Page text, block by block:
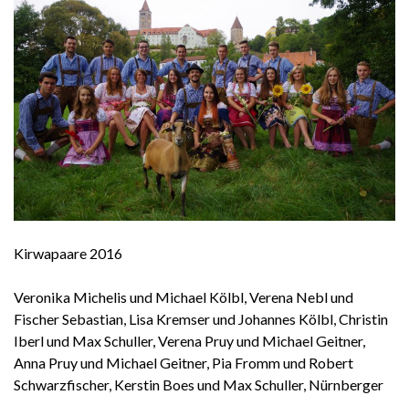
Kirwapaare 2016
Veronika Michelis und Michael Kölbl, Verena Nebl und
Fischer Sebastian, Lisa Kremser und Johannes Kölbl, Christin
Iberl und Max Schuller, Verena Pruy und Michael Geitner,
Anna Pruy und Michael Geitner, Pia Fromm und Robert
Schwarzfischer, Kerstin Boes und Max Schuller, Nürnberger